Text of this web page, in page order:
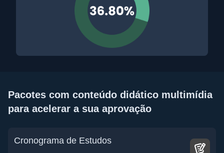
Pacotes com conteúdo didático multimídia
para acelerar a sua aprovação
Cronograma de Estudos